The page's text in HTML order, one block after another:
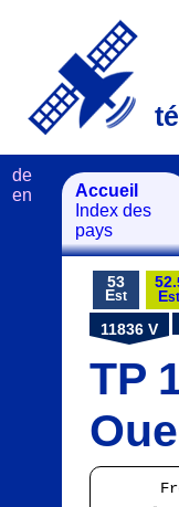
Accueil
Index des
pays
de
en
53
Est
52.
Est
11836 V
TP